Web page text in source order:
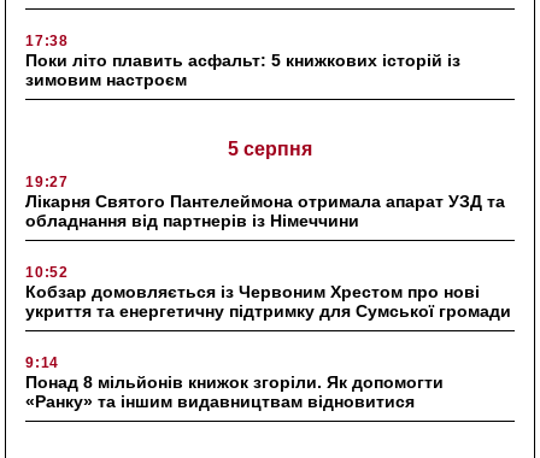
17:38
Поки літо плавить асфальт: 5 книжкових історій із
зимовим настроєм
5 серпня
19:27
Лікарня Святого Пантелеймона отримала апарат УЗД та
обладнання від партнерів із Німеччини
10:52
Кобзар домовляється із Червоним Хрестом про нові
укриття та енергетичну підтримку для Сумської громади
9:14
Понад 8 мільйонів книжок згоріли. Як допомогти
«Ранку» та іншим видавництвам відновитися